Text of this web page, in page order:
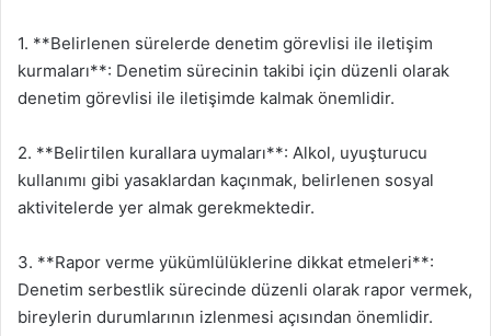
1. **Belirlenen sürelerde denetim görevlisi ile iletişim
kurmaları**: Denetim sürecinin takibi için düzenli olarak
denetim görevlisi ile iletişimde kalmak önemlidir.
2. **Belirtilen kurallara uymaları**: Alkol, uyuşturucu
kullanımı gibi yasaklardan kaçınmak, belirlenen sosyal
aktivitelerde yer almak gerekmektedir.
3. **Rapor verme yükümlülüklerine dikkat etmeleri**:
Denetim serbestlik sürecinde düzenli olarak rapor vermek,
bireylerin durumlarının izlenmesi açısından önemlidir.